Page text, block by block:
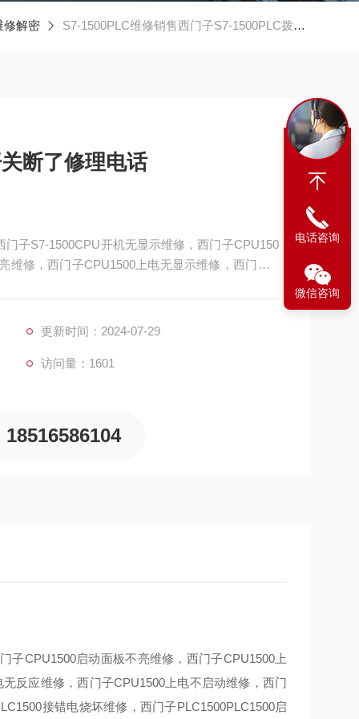
修解密 S7-1500PLC维修销售西门子S7-1500PLC拨码开关断了修理电话
断了修理电话
子S7-1500CPU开机无显示维修，西门子CPU150
修，西门子CPU1500上电无显示维修，西门子C
更新时间：2024-07-29
访问量：1601
18516586104
子CPU1500启动面板不亮维修，西门子CPU1500上
反应维修，西门子CPU1500上电不启动维修，西门
接错电烧坏维修，西门子PLC1500PLC1500启
电话咨询
微信咨询